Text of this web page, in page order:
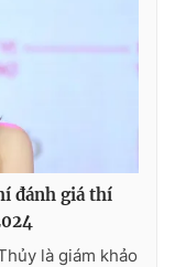
đánh giá thí
là giám khảo